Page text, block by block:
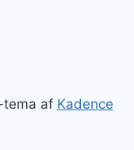
tema af Kadence